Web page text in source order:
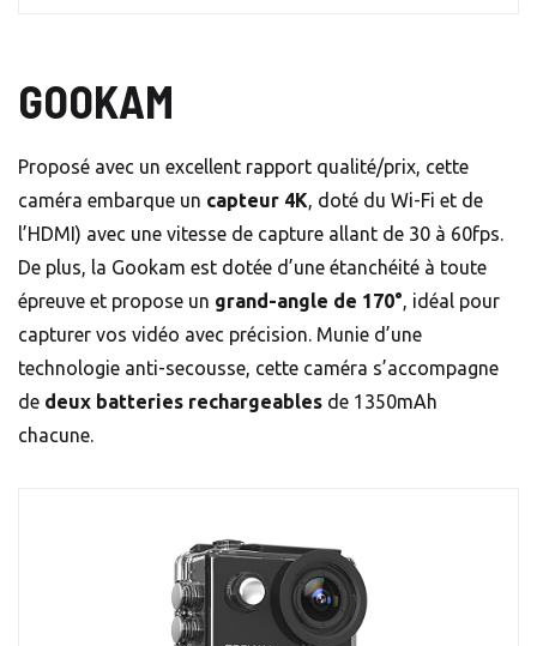
GOOKAM
Proposé avec un excellent rapport qualité/prix, cette
caméra embarque un capteur 4K, doté du Wi-Fi et de
l’HDMI) avec une vitesse de capture allant de 30 à 60fps.
De plus, la Gookam est dotée d’une étanchéité à toute
épreuve et propose un grand-angle de 170°, idéal pour
capturer vos vidéo avec précision. Munie d’une
technologie anti-secousse, cette caméra s’accompagne
de deux batteries rechargeables de 1350mAh
chacune.